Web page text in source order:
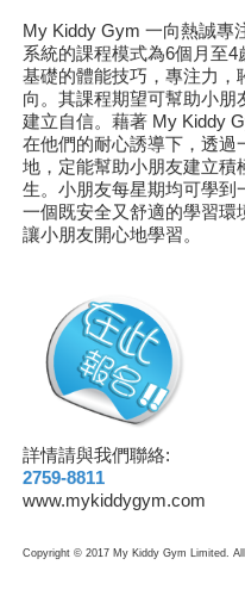
My Kiddy Gym 一向熱誠專
系統的課程模式為6個月至
基礎的體能技巧，專注力，
向。其課程期望可幫助小朋
建立自信。藉著 My Kiddy
在他們的耐心誘導下，透過
地，定能幫助小朋友建立積
生。小朋友每星期均可學到
一個既安全又舒適的學習環
讓小朋友開心地學習。
詳情請與我們聯絡:
2759-8811
www.mykiddygym.com
Copyright © 2017 My Kiddy Gym Limited.